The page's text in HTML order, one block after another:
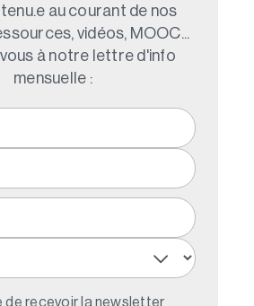
au courant de nos
vidéos, MOOC...
à notre lettre d'info
mensuelle :
recevoir la newsletter